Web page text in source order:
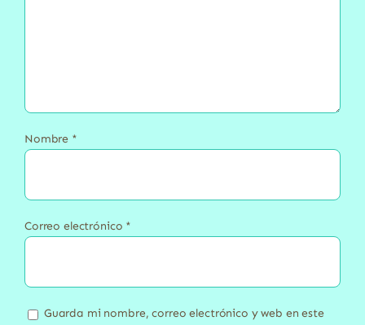
Nombre *
Correo electrónico *
Guarda mi nombre, correo electrónico y web en este